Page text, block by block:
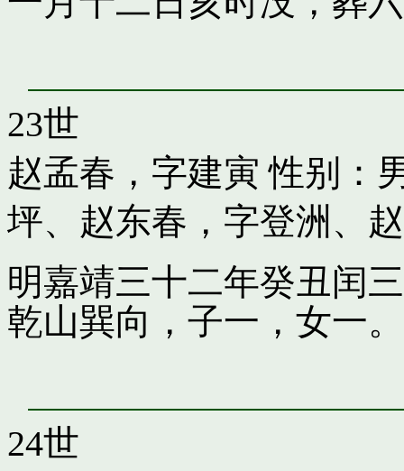
23世
赵孟春，字建寅 性别：
坪、 赵东春，字登洲 、
明嘉靖三十二年癸丑闰
乾山巽向，子一，女一。
24世